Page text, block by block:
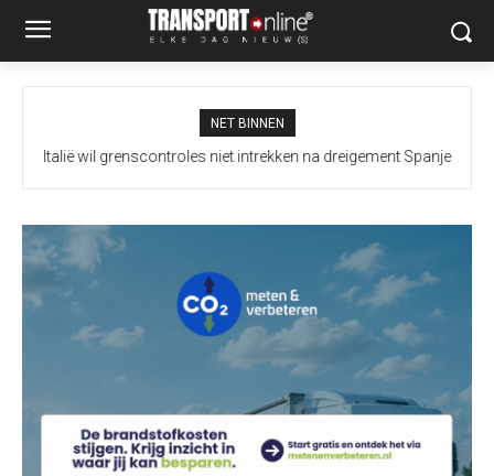
NET BINNEN
Italië wil grenscontroles niet intrekken na dreigement Spanje